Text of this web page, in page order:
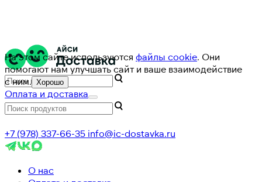
На этом сайте используются файлы cookie. Они
помогают нам улучшать сайт и ваше взаимодействие
с ним. Хорошо
Оплата и доставка
+7 (978) 337-66-35 info@ic-dostavka.ru
О нас